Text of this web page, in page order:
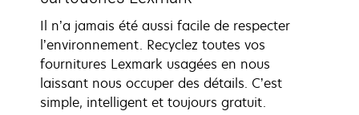
Il n’a jamais été aussi facile de respecter
l’environnement. Recyclez toutes vos
fournitures Lexmark usagées en nous
laissant nous occuper des détails. C’est
simple, intelligent et toujours gratuit.